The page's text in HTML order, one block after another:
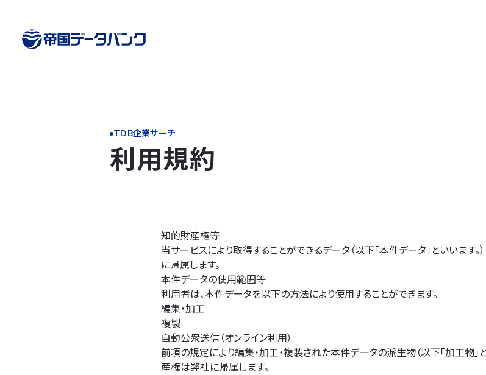
TDB企業サーチ
利用規約
知的財産権等
当サービスにより取得することができるデータ（以下「本件データ」といいま
に帰属します。
本件データの使用範囲等
利用者は、本件データを以下の方法により使用することができます。
編集・加工
複製
自動公衆送信（オンライン利用）
前項の規定により編集・加工・複製された本件データの派生物（以下「加工物」
産権は弊社に帰属します。